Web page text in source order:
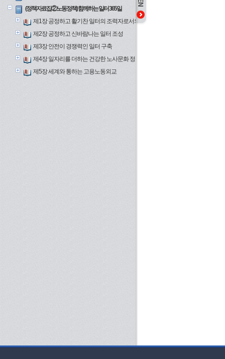
(정책자료집②노동정책) 함께하는 일터 365일
제1장 공정하고 활기찬 일터의 조력자로서의 고용노동부
제2장 공정하고 신바람나는 일터 조성
제3장 안전이 경쟁력인 일터 구축
제4장 일자리를 더하는 건강한 노사문화 정착
제5장 세계와 통하는 고용노동외교